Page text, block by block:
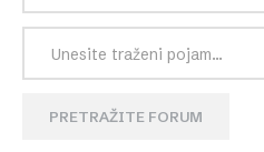
PRETRAŽITE FORUM